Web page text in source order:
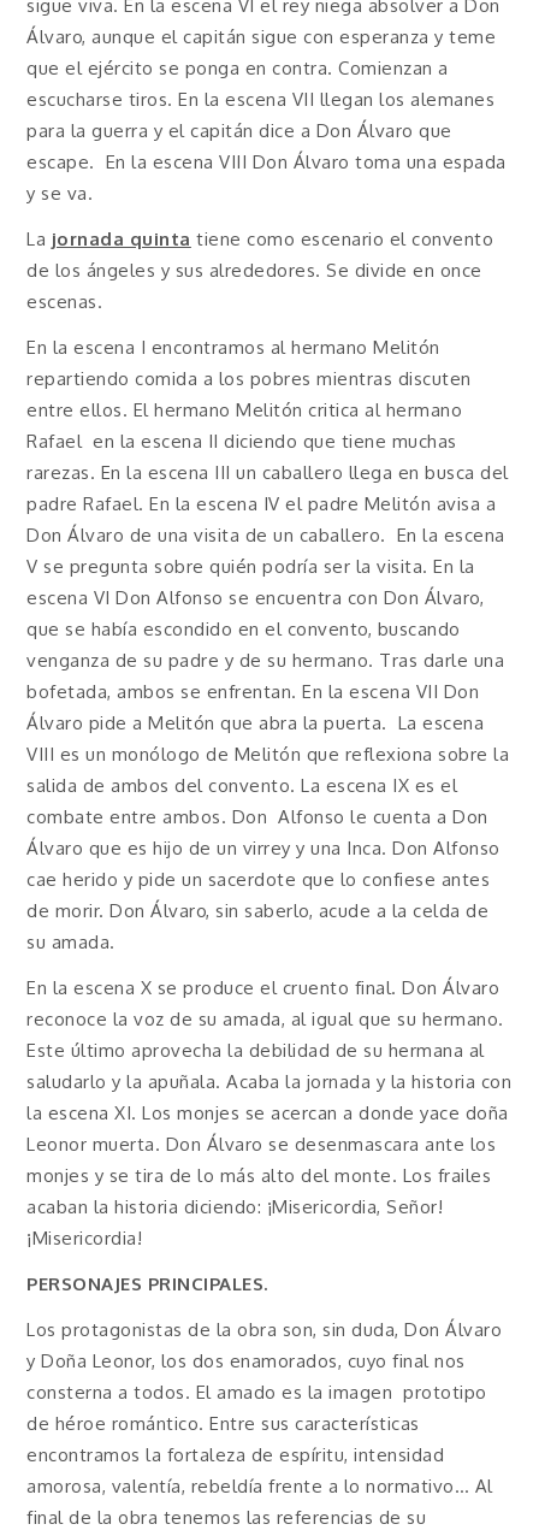
sigue viva. En la escena VI el rey niega absolver a Don
Álvaro, aunque el capitán sigue con esperanza y teme
que el ejército se ponga en contra. Comienzan a
escucharse tiros. En la escena VII llegan los alemanes
para la guerra y el capitán dice a Don Álvaro que
escape. En la escena VIII Don Álvaro toma una espada
y se va.
La jornada quinta tiene como escenario el convento
de los ángeles y sus alrededores. Se divide en once
escenas.
En la escena I encontramos al hermano Melitón
repartiendo comida a los pobres mientras discuten
entre ellos. El hermano Melitón critica al hermano
Rafael en la escena II diciendo que tiene muchas
rarezas. En la escena III un caballero llega en busca del
padre Rafael. En la escena IV el padre Melitón avisa a
Don Álvaro de una visita de un caballero. En la escena
V se pregunta sobre quién podría ser la visita. En la
escena VI Don Alfonso se encuentra con Don Álvaro,
que se había escondido en el convento, buscando
venganza de su padre y de su hermano. Tras darle una
bofetada, ambos se enfrentan. En la escena VII Don
Álvaro pide a Melitón que abra la puerta. La escena
VIII es un monólogo de Melitón que reflexiona sobre la
salida de ambos del convento. La escena IX es el
combate entre ambos. Don Alfonso le cuenta a Don
Álvaro que es hijo de un virrey y una Inca. Don Alfonso
cae herido y pide un sacerdote que lo confiese antes
de morir. Don Álvaro, sin saberlo, acude a la celda de
su amada.
En la escena X se produce el cruento final. Don Álvaro
reconoce la voz de su amada, al igual que su hermano.
Este último aprovecha la debilidad de su hermana al
saludarlo y la apuñala. Acaba la jornada y la historia con
la escena XI. Los monjes se acercan a donde yace doña
Leonor muerta. Don Álvaro se desenmascara ante los
monjes y se tira de lo más alto del monte. Los frailes
acaban la historia diciendo: ¡Misericordia, Señor!
¡Misericordia!
PERSONAJES PRINCIPALES.
Los protagonistas de la obra son, sin duda, Don Álvaro
y Doña Leonor, los dos enamorados, cuyo final nos
consterna a todos. El amado es la imagen prototipo
de héroe romántico. Entre sus características
encontramos la fortaleza de espíritu, intensidad
amorosa, valentía, rebeldía frente a lo normativo… Al
final de la obra tenemos las referencias de su